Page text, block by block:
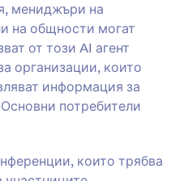
мениджъри на
на общности могат
от този AI агент
организации, които
информация за
потребители
които трябва